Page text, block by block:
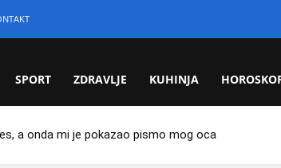
SPORT ZDRAVLJE KUHINJA
a onda mi je pokazao pismo mog oca